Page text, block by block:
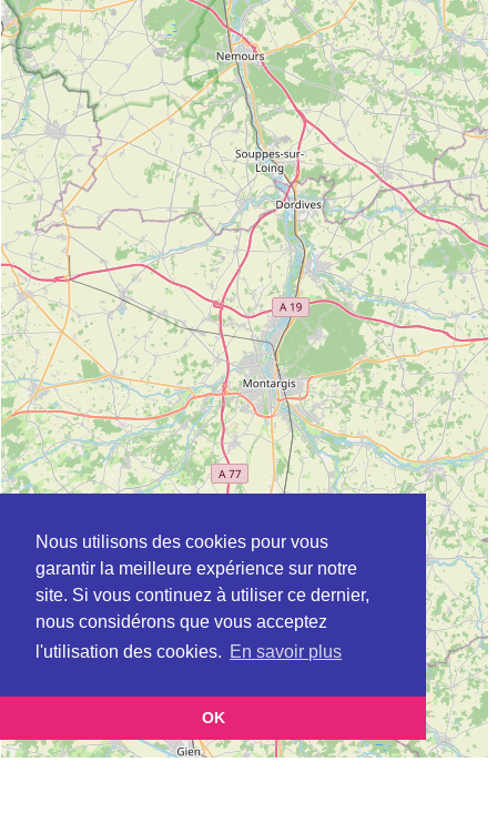
Nous utilisons des cookies pour vous
garantir la meilleure expérience sur notre
site. Si vous continuez à utiliser ce dernier,
nous considérons que vous acceptez
l'utilisation des cookies. En savoir plus
OK